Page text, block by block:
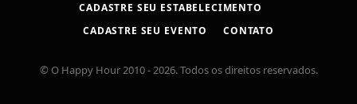
CADASTRE SEU ESTABELECIMENTO
CADASTRE SEU EVENTO
CONTATO
© O Happy Hour 2010 - 2026. Todos os direitos reservados.